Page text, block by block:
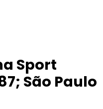
Sport
São Paulo